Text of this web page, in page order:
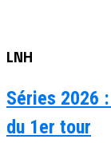
LNH
Séries 2026
du 1er tour